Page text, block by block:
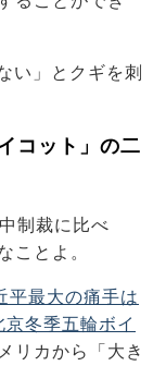
い」とクギを刺
コット」の二
制裁に比べ
ことよ。
平最大の痛手は
冬季五輪ボイ
リカから「大き